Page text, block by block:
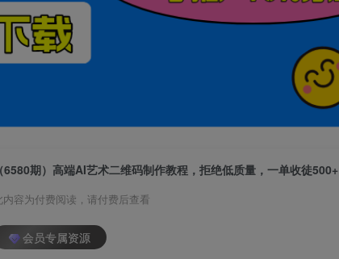
6580期）高端AI艺术二维码制作教程，拒绝低质量，一单收徒500+
内容为付费阅读，请付费后查看
会员专属资源